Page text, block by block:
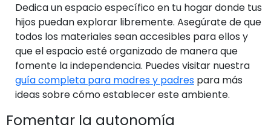
Dedica un espacio específico en tu hogar donde tus
hijos puedan explorar libremente. Asegúrate de que
todos los materiales sean accesibles para ellos y
que el espacio esté organizado de manera que
fomente la independencia. Puedes visitar nuestra
guía completa para madres y padres para más
ideas sobre cómo establecer este ambiente.
Fomentar la autonomía